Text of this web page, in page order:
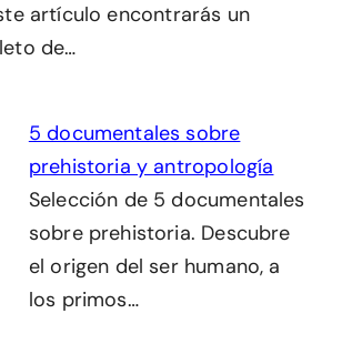
artículo encontrarás un
de…
5 documentales sobre
prehistoria y antropología
Selección de 5 documentales
sobre prehistoria. Descubre
el origen del ser humano, a
los primos…